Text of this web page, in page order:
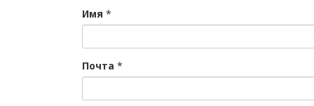
Имя *
Почта *